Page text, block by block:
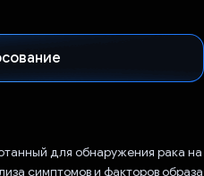
для обнаружения рака на
симптомов и факторов образа